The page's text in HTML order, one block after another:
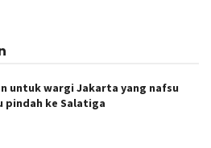
untuk wargi Jakarta yang nafsu
pindah ke Salatiga